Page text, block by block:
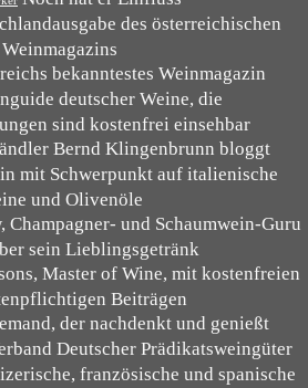
des österreichischen
Weinmagazins
bekanntestes Weinmagazin
deutscher Weine, die
sind kostenfrei einsehbar
Bernd Klingenbrunn bloggt
mit Schwerpunkt auf italienische
und Olivenöle
und Schaumwein-Guru
sein Lieblingsgetränk
Master of Wine, mit kostenfreien
Beiträgen
der nachdenkt und genießt
Deutscher Prädikatsweingüter
französische und spanische